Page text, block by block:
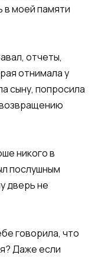
в моей памяти
отчеты,
отнимала у
сыну, попросила
никого в
послушным
дверь не
говорила, что
Даже если